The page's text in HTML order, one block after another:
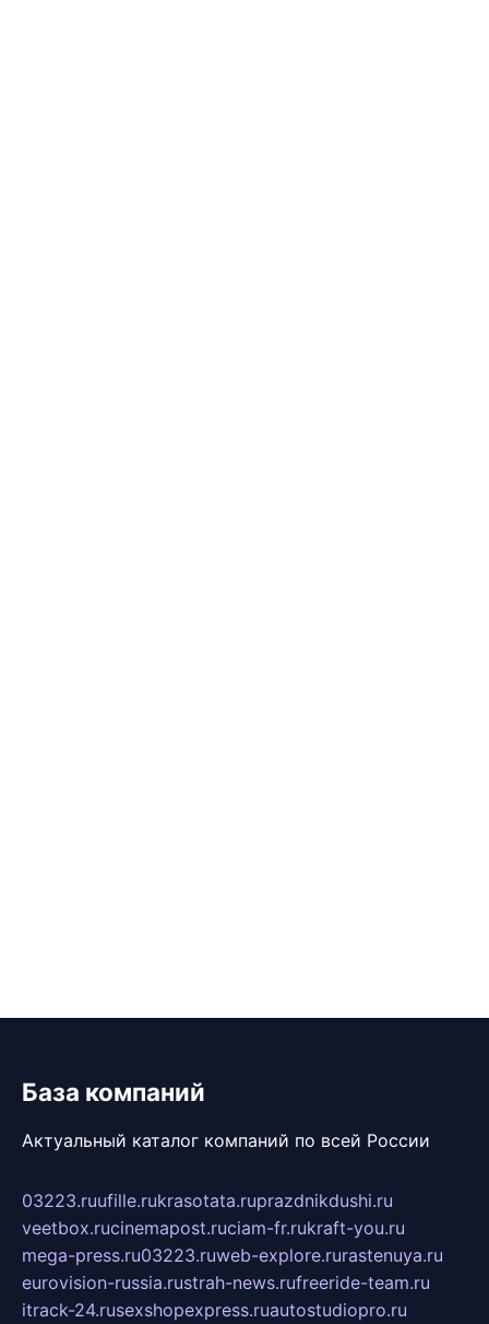
База компаний
Актуальный каталог компаний по всей России
03223.ruufille.rukrasotata.ruprazdnikdushi.ru
veetbox.rucinemapost.ruciam-fr.rukraft-you.ru
mega-press.ru03223.ruweb-explore.rurastenuya.ru
eurovision-russia.rustrah-news.rufreeride-team.ru
itrack-24.rusexshopexpress.ruautostudiopro.ru